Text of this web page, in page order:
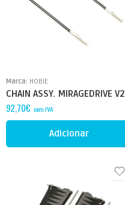
Marca: HOBIE
CHAIN ASSY. MIRAGEDRIVE V2
92,70€ com IVA
Adicionar